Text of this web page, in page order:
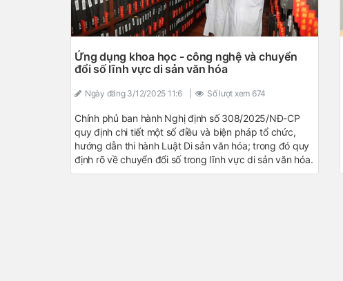
Ứng dụng khoa học - công nghệ và chuyển
đổi số lĩnh vực di sản văn hóa
Ngày đăng 3/12/2025 11:6 Số lượt xem 674
Chính phủ ban hành Nghị định số 308/2025/NĐ-CP
quy định chi tiết một số điều và biện pháp tổ chức,
hướng dẫn thi hành Luật Di sản văn hóa; trong đó quy
định rõ về chuyển đổi số trong lĩnh vực di sản văn hóa.